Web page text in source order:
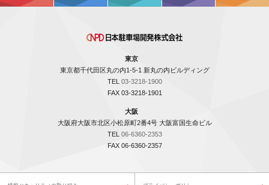
東京
東京都千代田区丸の内1-5-1 新丸の内ビルディング
TEL 03-3218-1900
FAX 03-3218-1901
大阪
大阪府大阪市北区小松原町2番4号 大阪富国生命ビル
TEL 06-6360-2353
FAX 06-6360-2357